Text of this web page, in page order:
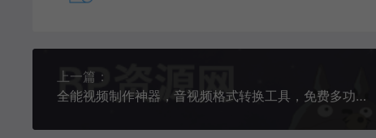
上一篇：
全能视频制作神器，音视频格式转换工具，免费多功能视频处理软件